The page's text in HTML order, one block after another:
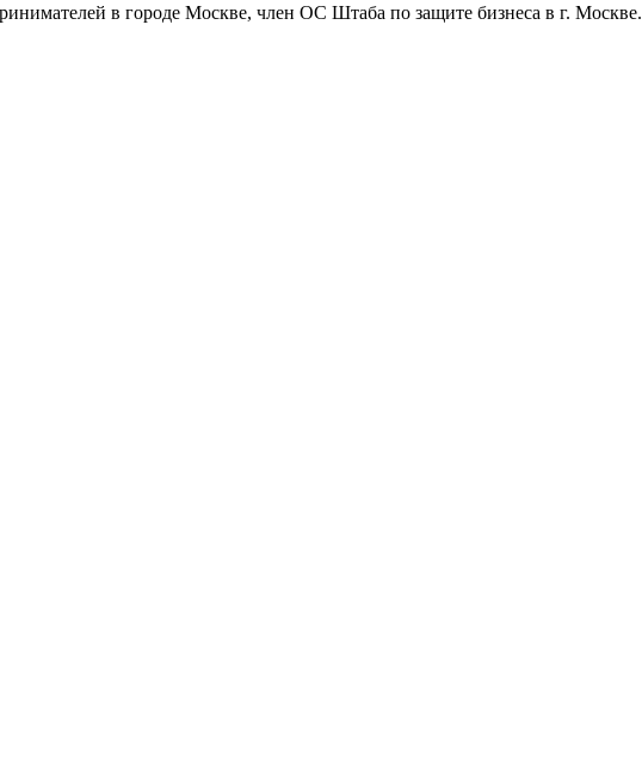
в городе Москве, член ОС Штаба по защите бизнеса в г. Москве.